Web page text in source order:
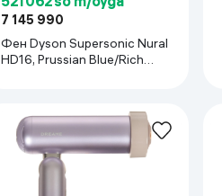
7 145 990
Фен Dyson Supersonic Nural
HD16, Prussian Blue/Rich